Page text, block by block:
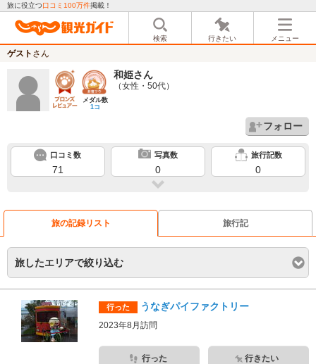
旅に役立つ口コミ100万件掲載！
検索 行きたい メニュー
ゲスト さん
メダル数
1コ
和姫さん
（女性・50代）
フォロー
口コミ数
71
写真数
0
旅行記数
0
旅の記録リスト 旅行記
旅したエリアで絞り込む
行った うなぎパイファクトリー
2023年8月訪問
行った 行きたい